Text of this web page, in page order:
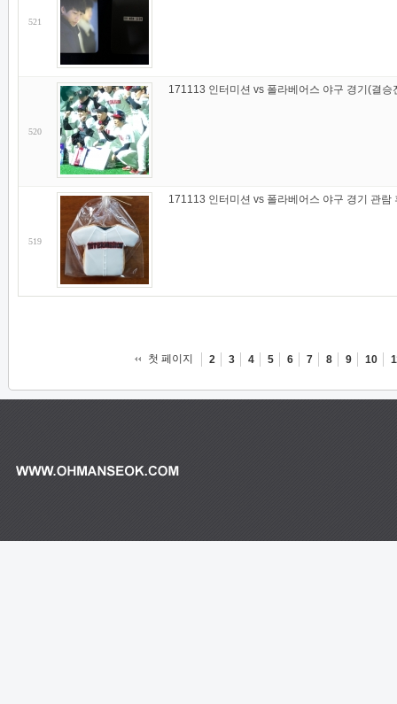
521
520
171113 인터미션 vs 폴라베어스 야구 경기(결승
519
171113 인터미션 vs 폴라베어스 야구 경기 관람
첫 페이지 2 3 4 5 6 7 8 9 10